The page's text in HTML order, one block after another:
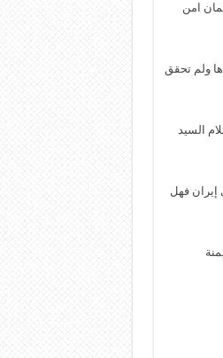
امن
ولم تحقق
السيد
إيران فهل